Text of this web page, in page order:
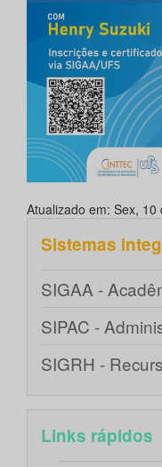
Atualizado em: Sex,
Sistemas
SIGAA -
SIPAC -
SIGRH -
Links rápidos